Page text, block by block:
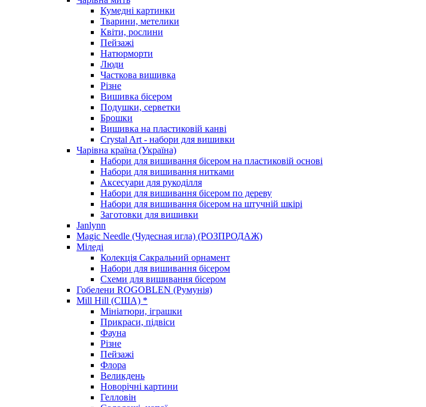
Кумедні картинки
Тварини, метелики
Квіти, рослини
Пейзажі
Натюрморти
Люди
Часткова вишивка
Різне
Вишивка бісером
Подушки, серветки
Брошки
Вишивка на пластиковій канві
Crystal Art - набори для вишивки
Чарівна країна (Україна)
Набори для вишивання бісером на пластиковій основі
Набори для вишивання нитками
Аксесуари для рукоділля
Набори для вишивання бісером по дереву
Набори для вишивання бісером на штучній шкірі
Заготовки для вишивки
Janlynn
Magic Needle (Чудесная игла) (РОЗПРОДАЖ)
Міледі
Колекція Сакральний орнамент
Набори для вишивання бісером
Схеми для вишивання бісером
Гобелени ROGOBLEN (Румунія)
Mill Hill (США) *
Мініатюри, іграшки
Прикраси, підвіси
Фауна
Різне
Пейзажі
Флора
Великдень
Новорічні картини
Гелловін